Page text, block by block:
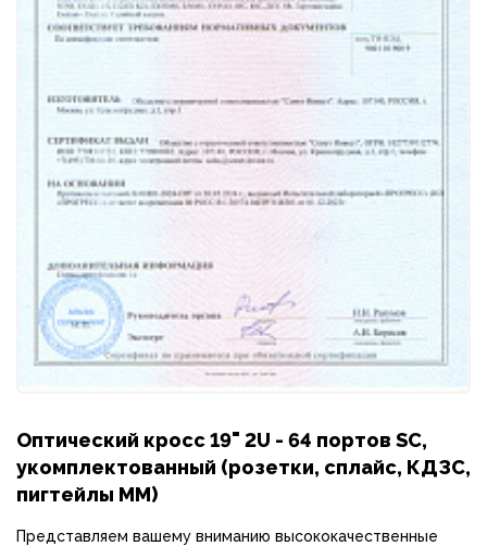
Оптический кросс 19" 2U - 64 портов SC,
укомплектованный (розетки, сплайс, КДЗС,
пигтейлы MM)
Представляем вашему вниманию высококачественные